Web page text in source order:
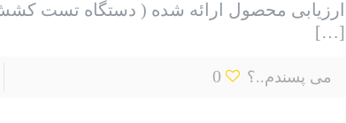
ارزیابی محصول ارائه شده ( دستگاه تست
[…]
می پسندم..؟ 0